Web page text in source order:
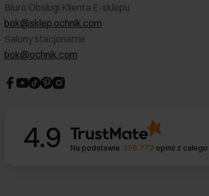
Biuro Obsługi Klienta E-sklepu
bok@sklep.ochnik.com
Salony stacjonarne
bok@ochnik.com
4.9 Na podstawie 356 772 opinii z